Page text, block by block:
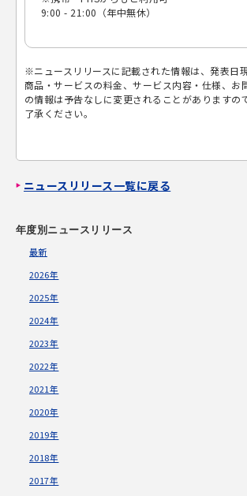
9:00 - 21:00（年中無休）
※ニュースリリースに記載された情報は、発表日現
商品・サービスの料金、サービス内容・仕様、お
の情報は予告なしに変更されることがありますの
了承ください。
ニュースリリース一覧に戻る
年度別ニュースリリース
最新
2026年
2025年
2024年
2023年
2022年
2021年
2020年
2019年
2018年
2017年